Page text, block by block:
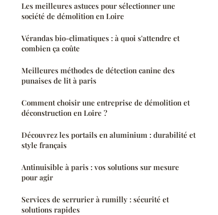
Les meilleures astuces pour sélectionner une
société de démolition en Loire
Vérandas bio-climatiques : à quoi s'attendre et
combien ça coûte
Meilleures méthodes de détection canine des
punaises de lit à paris
Comment choisir une entreprise de démolition et
déconstruction en Loire ?
Découvrez les portails en aluminium : durabilité et
style français
Antinuisible à paris : vos solutions sur mesure
pour agir
Services de serrurier à rumilly : sécurité et
solutions rapides